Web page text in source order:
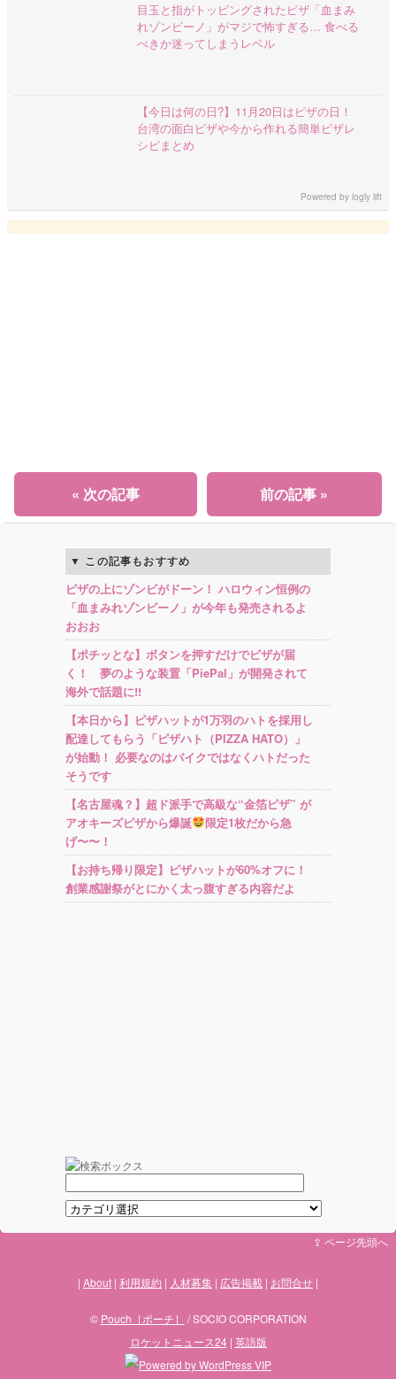
目玉と指がトッピングされたピザ「血まみ
れゾンビーノ」がマジで怖すぎる… 食べる
べきか迷ってしまうレベル
【今日は何の日?】11月20日はピザの日！
台湾の面白ピザや今から作れる簡単ピザレ
シピまとめ
Powered bylogly lift
前の記事 »
« 次の記事
この記事もおすすめ
ピザの上にゾンビがドーン！ ハロウィン恒例の
「血まみれゾンビーノ」が今年も発売されるよ
おおお
【ポチッとな】ボタンを押すだけでピザが届
く！ 夢のような装置「PiePal」が開発されて
海外で話題に!!
【本日から】ピザハットが1万羽のハトを採用し
配達してもらう「ピザハト（PIZZA HATO）」
が始動！ 必要なのはバイクではなくハトだった
そうです
【名古屋魂？】超ド派手で高級な“金箔ピザ” が
アオキーズピザから爆誕
限定1枚だから急
げ〜〜！
【お持ち帰り限定】ピザハットが60%オフに！
創業感謝祭がとにかく太っ腹すぎる内容だよ
⇪ ページ先頭へ
About 利用規約 人材募集 広告掲載 お問合せ
© Pouch［ポーチ］
/ SOCIO CORPORATION
ロケットニュース24| 英語版